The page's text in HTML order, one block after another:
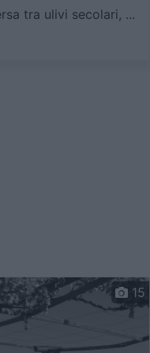
tra ulivi secolari, ...
15